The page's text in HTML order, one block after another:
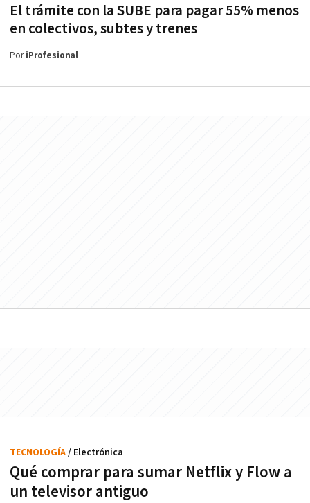
El trámite con la SUBE para pagar 55% menos
en colectivos, subtes y trenes
PoriProfesional
Qué comprar para sumar Netflix y Flow a
un televisor antiguo
TECNOLOGÍA/ Electrónica